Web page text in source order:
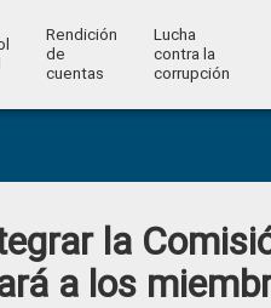
Rendición
de
cuentas
Lucha
contra la
corrupción
la
a los